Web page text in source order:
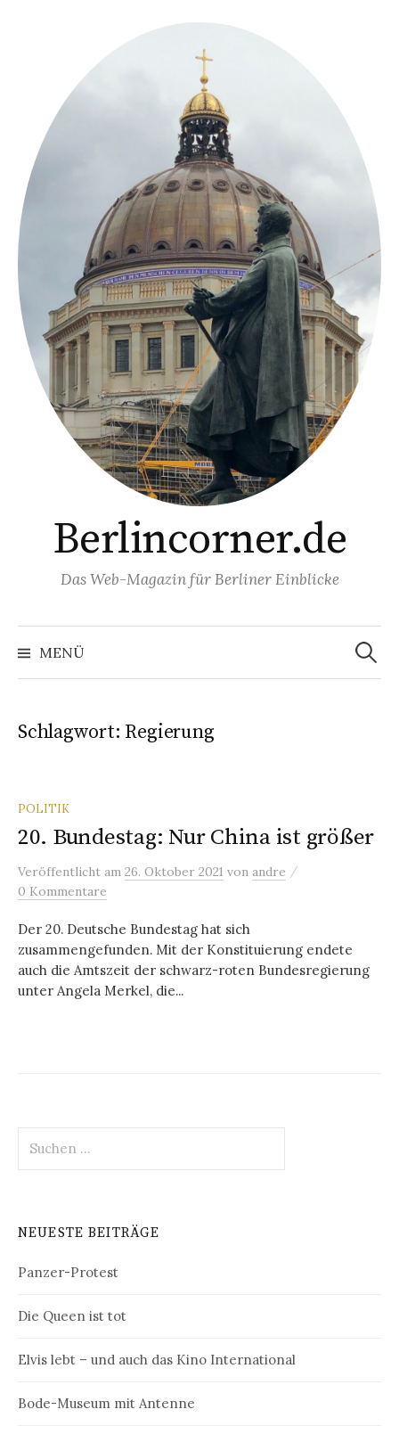
Berlincorner.de
Das Web-Magazin für Berliner Einblicke
MENÜ
Suchen
nach:
Schlagwort: Regierung
POLITIK
20. Bundestag: Nur China ist größer
Veröffentlicht am 26. Oktober 2021 von andre /
0 Kommentare
Der 20. Deutsche Bundestag hat sich
zusammengefunden. Mit der Konstituierung endete
auch die Amtszeit der schwarz-roten Bundesregierung
unter Angela Merkel, die...
nach:
NEUESTE BEITRÄGE
Panzer-Protest
Die Queen ist tot
Elvis lebt – und auch das Kino International
Bode-Museum mit Antenne